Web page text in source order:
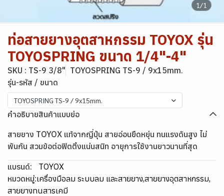
1/1
ท่อสายยางอุตสาหกรรม TOYOX รุ่น
TOYOSPRING ขนาด 1/4"-4"
SKU : TS-9 3/8" TOYOSPRING TS-9 / 9x15mm.
รุ่น-รหัส / ขนาด
TOYOSPRING TS-9 / 9x15mm.
คำอธิบายสินค้าแบบย่อ
สายยาง TOYOX แท้จากญี่ปุ่น สายอ่อนยืดหยุ่น ทนแรงดันสูง ไม่
พันกัน สวมข้อต่อฟิตติ้งแน่นสนิท อายุการใช้งานยาวนานที่สุด
แบรนด์:
TOYOX
หมวดหมู่:เครื่องมือลม ระบบลม และสายยาง,สายยางอุตสาหกรรม,
สายยางทนสารเคมี